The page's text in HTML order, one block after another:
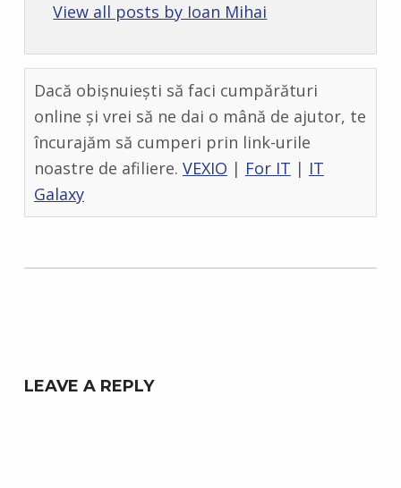
View all posts by Ioan Mihai
Dacă obișnuiești să faci cumpărături
online și vrei să ne dai o mână de ajutor, te
încurajăm să cumperi prin link-urile
noastre de afiliere. VEXIO | For IT | IT
Galaxy
LEAVE A REPLY